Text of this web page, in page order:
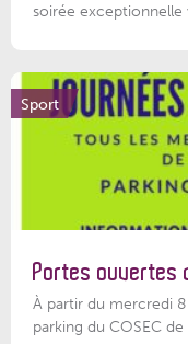
soirée exceptionnelle
Sport
Portes ouvertes
À partir du mercredi
parking du COSEC de